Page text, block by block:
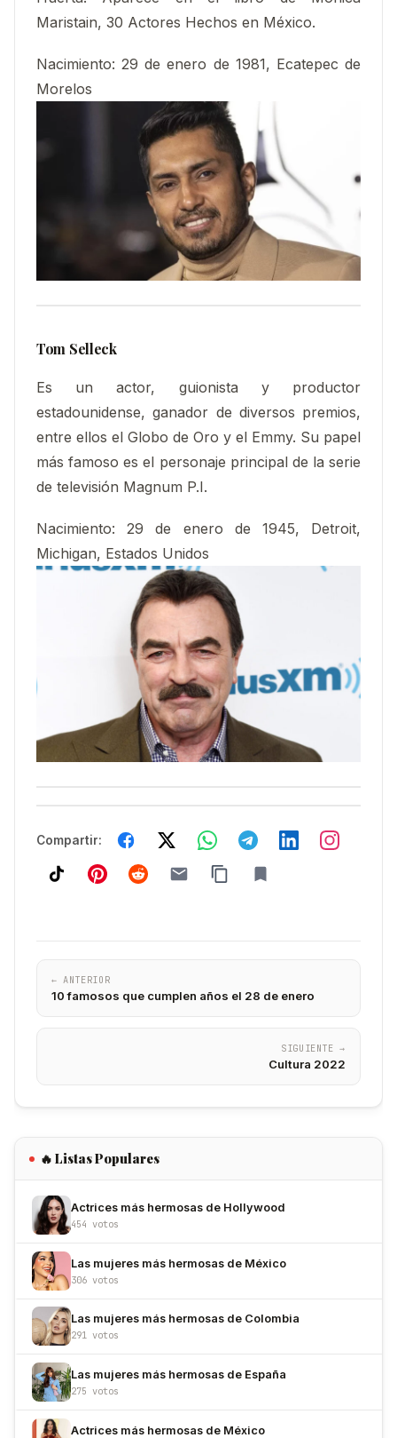
Maristain, 30 Actores Hechos en México.
Nacimiento: 29 de enero de 1981, Ecatepec de
Morelos
Tom Selleck
Es un actor, guionista y productor
estadounidense, ganador de diversos premios,
entre ellos el Globo de Oro y el Emmy. Su papel
más famoso es el personaje principal de la serie
de televisión Magnum P.I.
Nacimiento:
29 de enero de 1945, Detroit,
Michigan, Estados Unidos
Compartir:
← ANTERIOR
10 famosos que cumplen años el 28 de enero
SIGUIENTE →
Cultura 2022
🔥 Listas Populares
Actrices más hermosas de Hollywood
454 votos
Las mujeres más hermosas de México
306 votos
Las mujeres más hermosas de Colombia
291 votos
Las mujeres más hermosas de España
275 votos
Actrices más hermosas de México